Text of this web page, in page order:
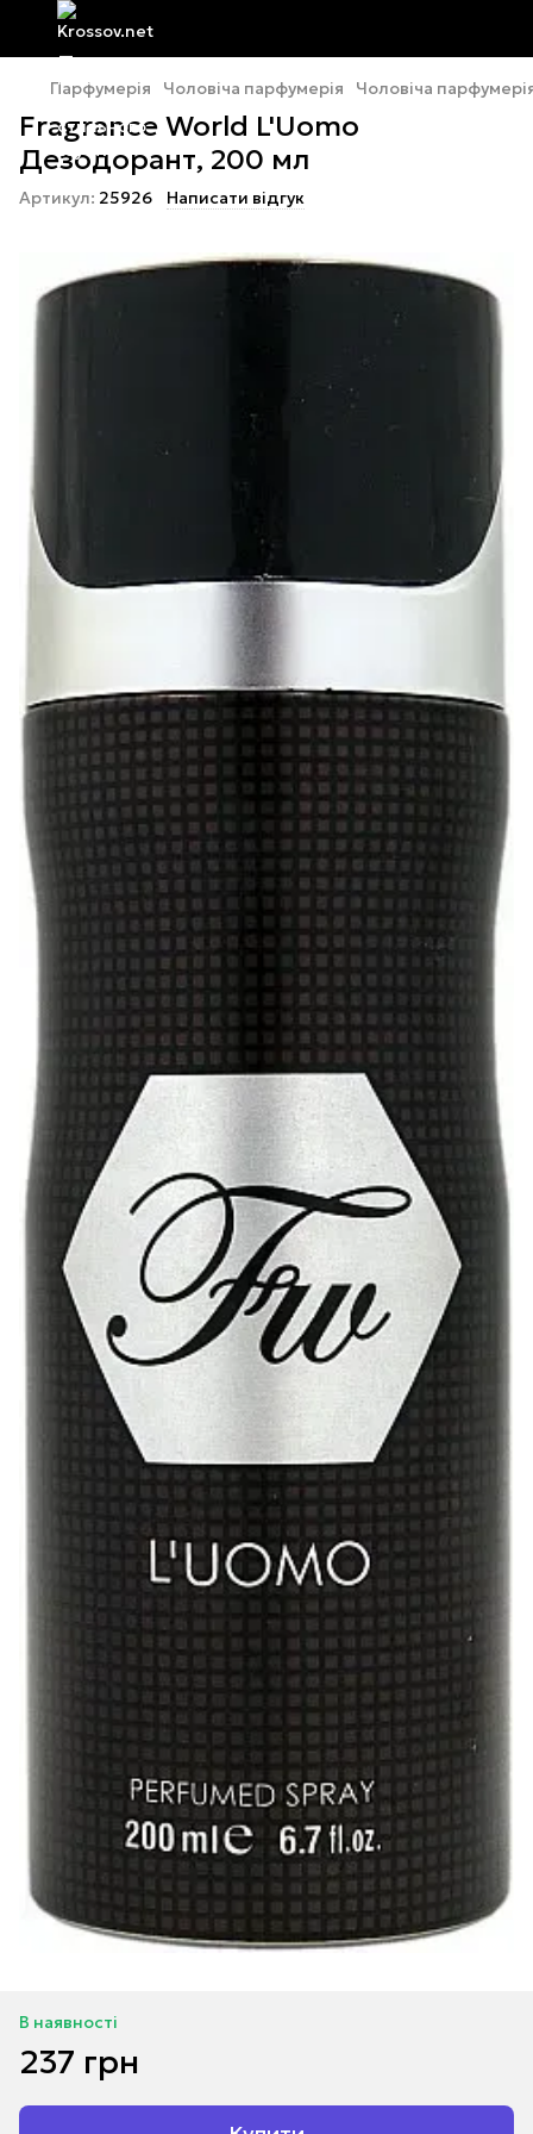
Парфумерія Чоловіча парфумерія Чоловіча
Fragrance World L'Uomo
Дезодорант, 200 мл
Артикул: 25926 Написати відгук
В наявності
237 грн